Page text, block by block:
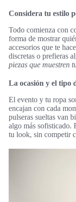
Considera tu estilo
Todo comienza con
forma de mostrar
accesorios que te
discretas o prefieras
piezas que muestren
La ocasión y el tipo
El evento y tu ropa
encajan con cada
pulseras sueltas van
algo más sofisticado.
tu look, sin competir